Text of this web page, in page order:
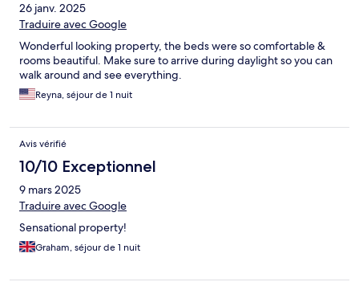
26 janv. 2025
Traduire avec Google
Wonderful looking property, the beds were so comfortable &
rooms beautiful. Make sure to arrive during daylight so you can
walk around and see everything.
Reyna, séjour de 1 nuit
Avis vérifié
10/10 Exceptionnel
9 mars 2025
Traduire avec Google
Sensational property!
Graham, séjour de 1 nuit